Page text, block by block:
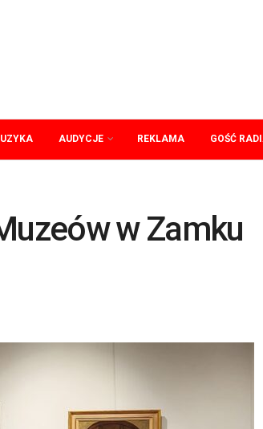
AUDYCJE REKLAMA GOŚĆ
w Zamku